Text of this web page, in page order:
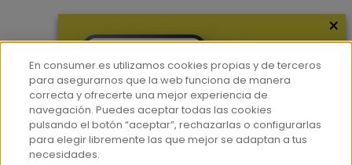
Hemeroteca
Contacto
Prensa
Corpus Lingüístico Consumer
×
En consumer.es utilizamos cookies propias y de terceros
para asegurarnos que la web funciona de manera
correcta y ofrecerte una mejor experiencia de
navegación. Puedes aceptar todas las cookies
pulsando el botón “aceptar”, rechazarlas o configurarlas
para elegir libremente las que mejor se adaptan a tus
necesidades.